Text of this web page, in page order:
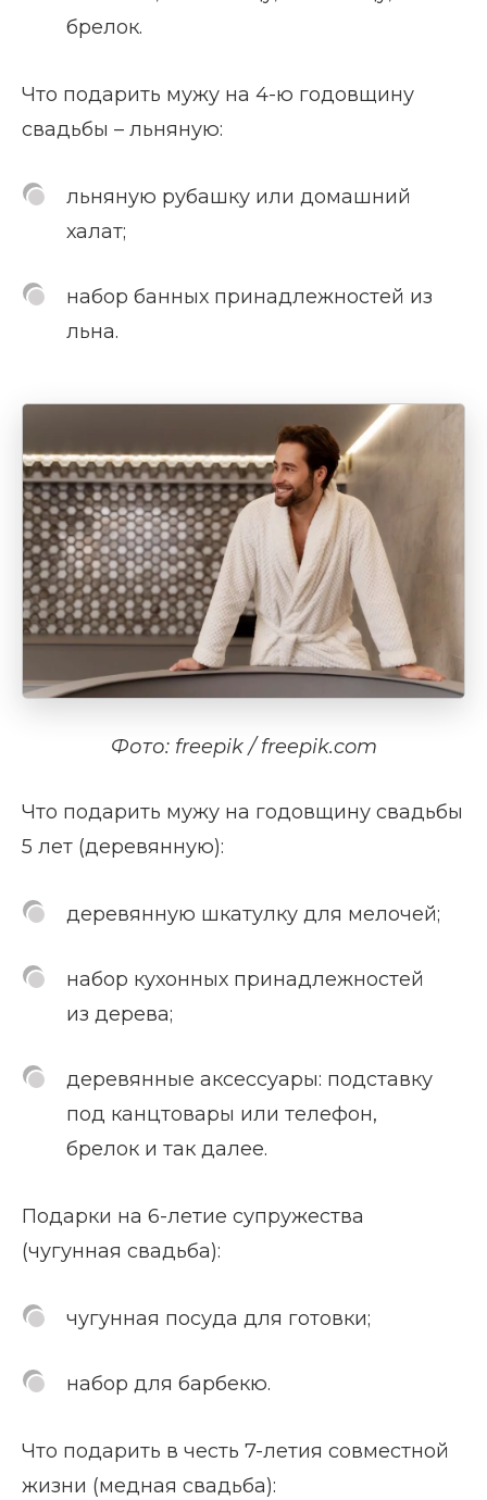
брелок.
Что подарить мужу на 4-ю годовщину
свадьбы – льняную:
льняную рубашку или домашний
халат;
набор банных принадлежностей из
льна.
Фото: freepik / freepik.com
Что подарить мужу на годовщину свадьбы
5 лет (деревянную):
деревянную шкатулку для мелочей;
набор кухонных принадлежностей
из дерева;
деревянные аксессуары: подставку
под канцтовары или телефон,
брелок и так далее.
Подарки на 6-летие супружества
(чугунная свадьба):
чугунная посуда для готовки;
набор для барбекю.
Что подарить в честь 7-летия совместной
жизни (медная свадьба):